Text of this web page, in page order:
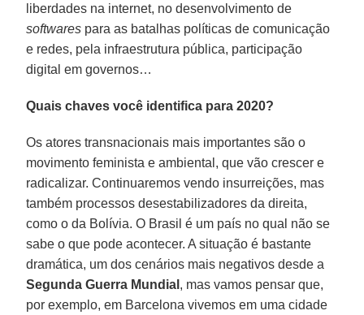
liberdades na internet, no desenvolvimento de
softwares para as batalhas políticas de comunicação
e redes, pela infraestrutura pública, participação
digital em governos…
Quais chaves você identifica para 2020?
Os atores transnacionais mais importantes são o
movimento feminista e ambiental, que vão crescer e
radicalizar. Continuaremos vendo insurreições, mas
também processos desestabilizadores da direita,
como o da Bolívia. O Brasil é um país no qual não se
sabe o que pode acontecer. A situação é bastante
dramática, um dos cenários mais negativos desde a
Segunda Guerra Mundial , mas vamos pensar que,
por exemplo, em Barcelona vivemos em uma cidade